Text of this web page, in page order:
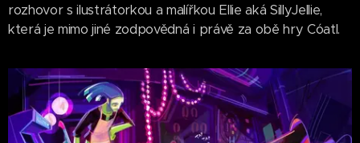
rozhovor s ilustrátorkou a malířkou Ellie aká SillyJellie,
která je mimo jiné zodpovědná i právě za obě hry Cóatl.